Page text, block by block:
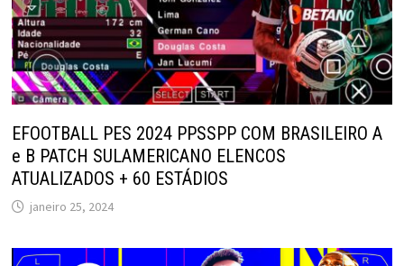
EFOOTBALL PES 2024 PPSSPP COM BRASILEIRO A
e B PATCH SULAMERICANO ELENCOS
ATUALIZADOS + 60 ESTÁDIOS
janeiro 25, 2024